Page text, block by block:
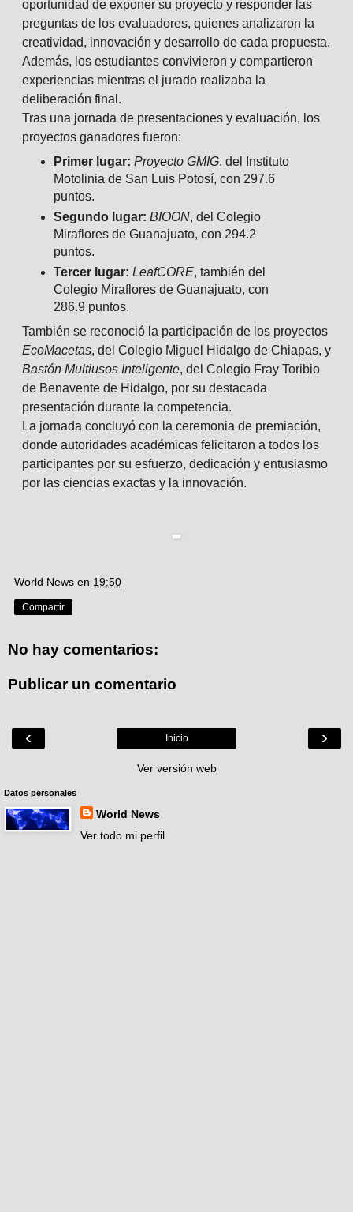
oportunidad de exponer su proyecto y responder las
preguntas de los evaluadores, quienes analizaron la
creatividad, innovación y desarrollo de cada propuesta.
Además, los estudiantes convivieron y compartieron
experiencias mientras el jurado realizaba la
deliberación final.
Tras una jornada de presentaciones y evaluación, los
proyectos ganadores fueron:
Primer lugar: Proyecto GMIG, del Instituto
Motolinia de San Luis Potosí, con 297.6
puntos.
Segundo lugar: BIOON, del Colegio
Miraflores de Guanajuato, con 294.2
puntos.
Tercer lugar: LeafCORE, también del
Colegio Miraflores de Guanajuato, con
286.9 puntos.
También se reconoció la participación de los proyectos
EcoMacetas, del Colegio Miguel Hidalgo de Chiapas, y
Bastón Multiusos Inteligente, del Colegio Fray Toribio
de Benavente de Hidalgo, por su destacada
presentación durante la competencia.
La jornada concluyó con la ceremonia de premiación,
donde autoridades académicas felicitaron a todos los
participantes por su esfuerzo, dedicación y entusiasmo
por las ciencias exactas y la innovación.
World News en 19:50
Compartir
No hay comentarios:
Publicar un comentario
‹ ›
Inicio
Ver versión web
Datos personales
World News
Ver todo mi perfil